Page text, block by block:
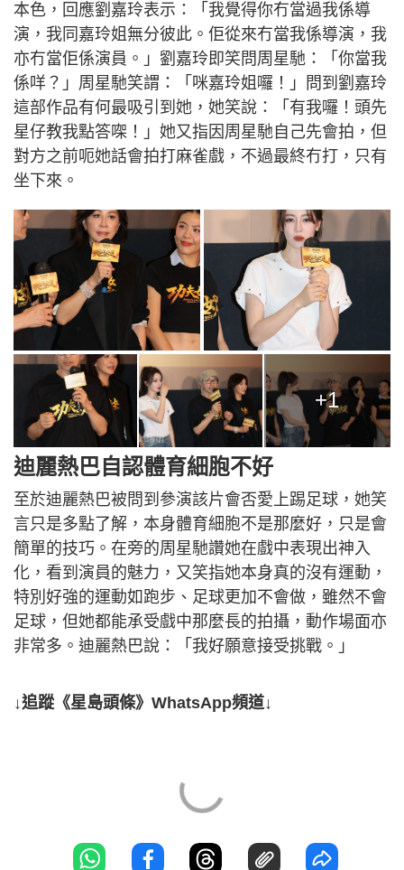
本色，回應劉嘉玲表示：「我覺得你冇當過我係導
演，我同嘉玲姐無分彼此。佢從來冇當我係導演，我
亦冇當佢係演員。」劉嘉玲即笑問周星馳：「你當我
係咩？」周星馳笑謂：「咪嘉玲姐囉！」問到劉嘉玲
這部作品有何最吸引到她，她笑說：「有我囉！頭先
星仔教我點答㗎！」她又指因周星馳自己先會拍，但
對方之前呃她話會拍打麻雀戲，不過最終冇打，只有
坐下來。
+1
迪麗熱巴自認體育細胞不好
至於迪麗熱巴被問到參演該片會否愛上踢足球，她笑
言只是多點了解，本身體育細胞不是那麼好，只是會
簡單的技巧。在旁的周星馳讚她在戲中表現出神入
化，看到演員的魅力，又笑指她本身真的沒有運動，
特別好強的運動如跑步、足球更加不會做，雖然不會
足球，但她都能承受戲中那麼長的拍攝，動作場面亦
非常多。迪麗熱巴說：「我好願意接受挑戰。」
↓追蹤《星島頭條》WhatsApp頻道↓